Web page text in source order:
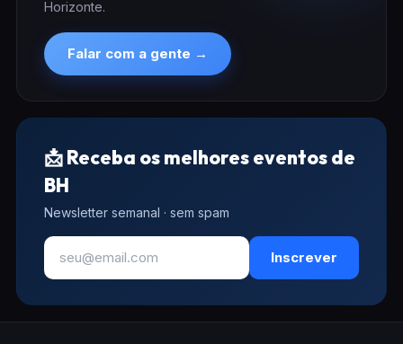
Horizonte.
Falar com a gente →
📩 Receba os melhores eventos de
BH
Newsletter semanal · sem spam
Inscrever